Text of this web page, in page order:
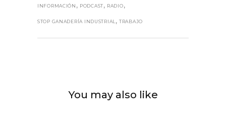
INFORMACIÓN , PODCAST, RADIO,
STOP GANADERÍA INDUSTRIAL , TRABAJO
You may also like